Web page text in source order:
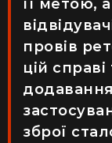
її метою,
провів
цій
зброї